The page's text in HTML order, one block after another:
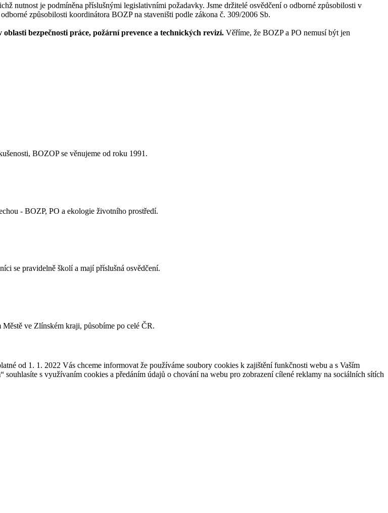
nutnost je podmíněna příslušnými legislativními požadavky. Jsme držitelé osvědčení o odborné způsobilosti v
způsobilosti koordinátora BOZP na staveništi podle zákona č. 309/2006 Sb.
bezpečnosti práce, požární prevence a technických revizí. Věříme, že BOZP a PO nemusí být jen
BOZOP se věnujeme od roku 1991.
- BOZP, PO a ekologie životního prostředí.
se pravidelně školí a mají příslušná osvědčení.
Městě ve Zlínském kraji, působíme po celé ČR.
od 1. 1. 2022 Vás chceme informovat že používáme soubory cookies k zajištění funkčnosti webu a s Vaším
s využívaním cookies a předáním údajů o chování na webu pro zobrazení cílené reklamy na sociálních sítích